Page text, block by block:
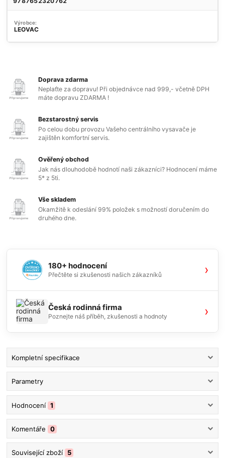
Výrobce:
LEOVAC
Doprava zdarma
Neplaťte za dopravu! Při objednávce nad 999,- včetně DPH
máte dopravu ZDARMA !
Bezstarostný servis
Po celou dobu provozu Vašeho centrálního vysavače je
zajištěn komfortní servis.
Ověřený obchod
Jak nás dlouhodobě hodnotí naši zákazníci? Hodnocení máme
5* z 5ti.
Vše skladem
Okamžitě k odeslání 99% položek s možností doručením do
druhého dne.
180+ hodnocení
Přečtěte si zkušenosti našich zákazníků ›
Česká rodinná firma
Poznejte náš příběh, zkušenosti a hodnoty ›
Kompletní specifikace
Parametry
Hodnocení 1
Komentáře 0
Související zboží 5